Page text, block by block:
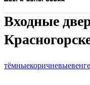
Входные
тёмныекоричневыевенге